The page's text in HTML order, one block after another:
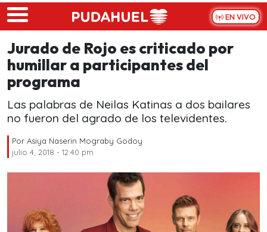
Skip to main content
EN VIVO
Jurado de Rojo es criticado por
humillar a participantes del
programa
Las palabras de Neilas Katinas a dos bailares
no fueron del agrado de los televidentes.
Por Asiya Naserin Mograby Godoy
julio 4, 2018 - 12:40 pm